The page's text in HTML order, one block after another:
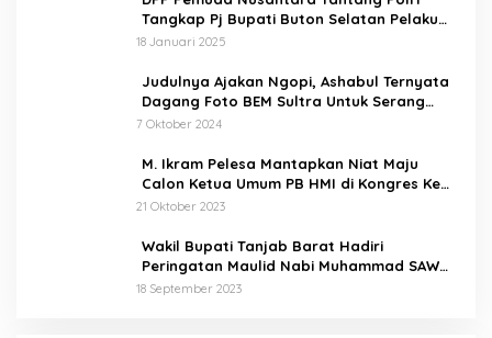
perlombaan di tingkat
sekedar ajang perlombaan
saja, melainkan untuk
memahami dan bisa
mengamalkan isi
dalam kehidupan sehari
hari, sesuai dengan tema.
“Melalui STQ ke-53 Tingkat
implementasikan nilai -nilai
Al-Qur’an, membangun
Generasi yang cerdas
Tangkap Pj Bupati Buton Selatan Pelaku
Penganiaya Aktvis HMI
18 Januari 2025
Judulnya Ajakan Ngopi, Ashabul Ternyata
Dagang Foto BEM Sultra Untuk Serang
Paslon
7 Oktober 2024
M. Ikram Pelesa Mantapkan Niat Maju
Calon Ketua Umum PB HMI di Kongres Ke
XXXII Pontianak
21 Oktober 2023
Wakil Bupati Tanjab Barat Hadiri
Peringatan Maulid Nabi Muhammad SAW
1445 H di Masjid Darul Falah Senyerang
18 September 2023